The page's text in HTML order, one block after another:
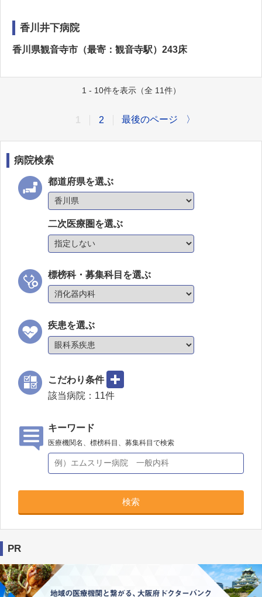
香川井下病院
香川県観音寺市（最寄：観音寺駅）243床
1 - 10件を表示（全 11件）
2 最後のページ 〉
病院検索
都道府県を選ぶ
二次医療圏を選ぶ
標榜科・募集科目を選ぶ
疾患を選ぶ
こだわり条件
該当病院： 11件
キーワード
医療機関名、標榜科目、募集科目で検索
検索
PR